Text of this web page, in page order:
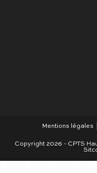
Mentions légales
Copyright 2026 - CPTS